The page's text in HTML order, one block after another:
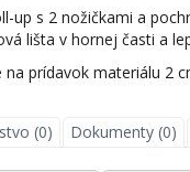
up s 2 nožičkami a
lišta v hornej časti a
prídavok materiálu 2
(0) Dokumenty (0)